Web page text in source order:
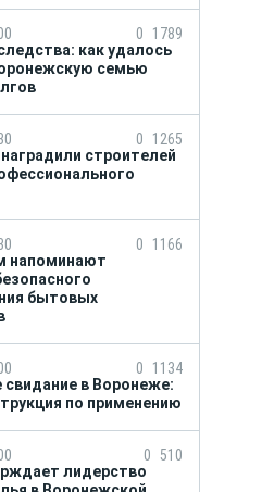
0
1789
как удалось
семью
0
1265
строителей
0
1166
напоминают
бытовых
0
1134
свидание в Воронеже:
по применению
0 510
лидерство